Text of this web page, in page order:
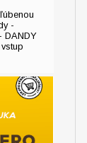
-
DANDY